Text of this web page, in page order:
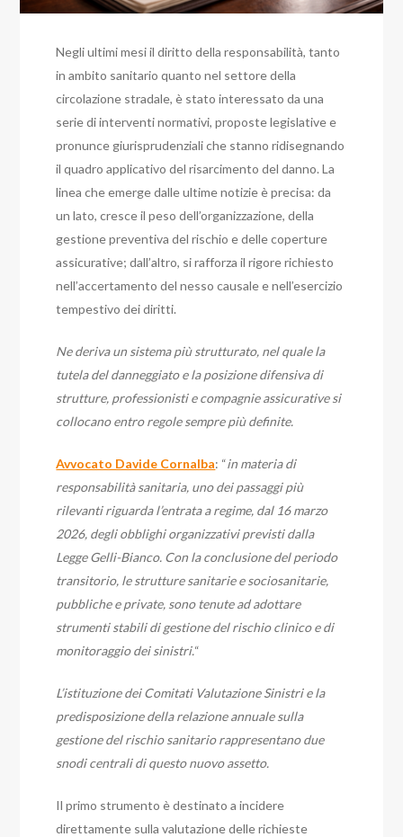
Negli ultimi mesi il diritto della responsabilità, tanto
in ambito sanitario quanto nel settore della
circolazione stradale, è stato interessato da una
serie di interventi normativi, proposte legislative e
pronunce giurisprudenziali che stanno ridisegnando
il quadro applicativo del risarcimento del danno. La
linea che emerge dalle ultime notizie è precisa: da
un lato, cresce il peso dell’organizzazione, della
gestione preventiva del rischio e delle coperture
assicurative; dall’altro, si rafforza il rigore richiesto
nell’accertamento del nesso causale e nell’esercizio
tempestivo dei diritti.
Ne deriva un sistema più strutturato, nel quale la
tutela del danneggiato e la posizione difensiva di
strutture, professionisti e compagnie assicurative si
collocano entro regole sempre più definite.
Avvocato Davide Cornalba: “in materia di
responsabilità sanitaria, uno dei passaggi più
rilevanti riguarda l’entrata a regime, dal 16 marzo
2026, degli obblighi organizzativi previsti dalla
Legge Gelli-Bianco. Con la conclusione del periodo
transitorio, le strutture sanitarie e sociosanitarie,
pubbliche e private, sono tenute ad adottare
strumenti stabili di gestione del rischio clinico e di
monitoraggio dei sinistri.“
L’istituzione dei Comitati Valutazione Sinistri e la
predisposizione della relazione annuale sulla
gestione del rischio sanitario rappresentano due
snodi centrali di questo nuovo assetto.
Il primo strumento è destinato a incidere
direttamente sulla valutazione delle richieste